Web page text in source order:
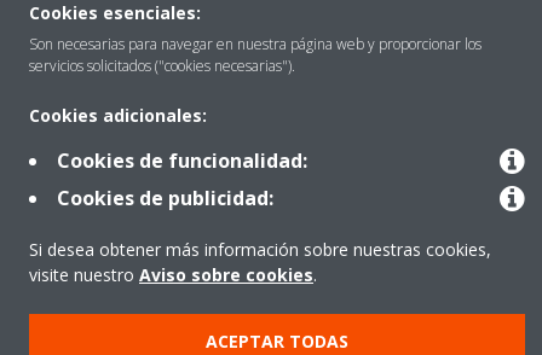
Destacados
Contactar con Daikin
Copyright © Daikin
Cookies esenciales:
Son necesarias para navegar en nuestra página web y proporcionar los
servicios solicitados ("cookies necesarias").
Cookies adicionales:
Cookies de funcionalidad:
Cookies de publicidad:
Si desea obtener más información sobre nuestras cookies,
visite nuestro Aviso sobre cookies.
ACEPTAR TODAS